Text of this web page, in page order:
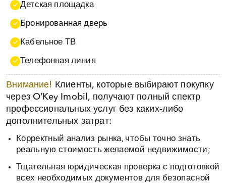
Детская площадка
Бронированная дверь
Кабельное ТВ
Телефонная линия
Внимание!
Клиенты, которые выбирают покупку
через O’Key Imobil, получают полный спектр
профессиональных услуг без каких‑либо
дополнительных затрат:
Корректный анализ рынка, чтобы точно знать
реальную стоимость желаемой недвижимости;
Тщательная юридическая проверка с подготовкой
всех необходимых документов для безопасной